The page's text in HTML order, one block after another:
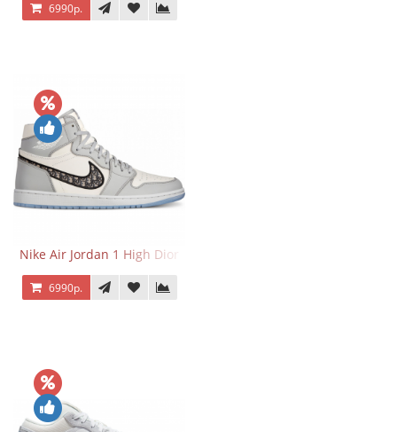
6990р.
Nike Air Jordan 1 High Dior
6990р.